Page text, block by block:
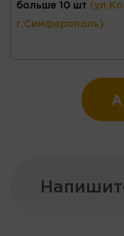
больше 10 шт
г.Симферополь)